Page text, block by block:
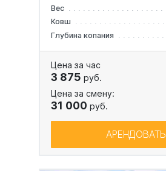
Вес
Ковш
Глубина копания
Цена за час
3 875 руб.
Цена за смену:
31 000 руб.
АРЕНДОВАТЬ